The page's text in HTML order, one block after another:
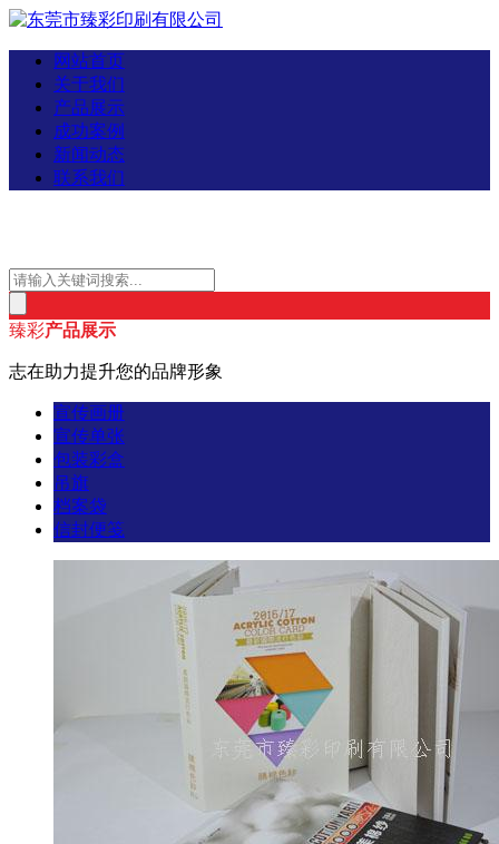
网站首页
关于我们
产品展示
成功案例
新闻动态
联系我们
臻彩产品展示
志在助力提升您的品牌形象
宣传画册
宣传单张
包装彩盒
吊旗
档案袋
信封便笺